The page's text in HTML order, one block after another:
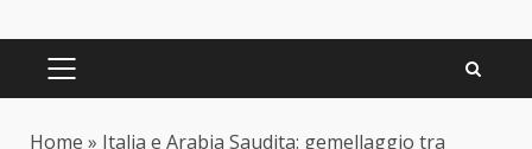
PRIMARY
Home » Italia e Arabia Saudita: gemellaggio tra